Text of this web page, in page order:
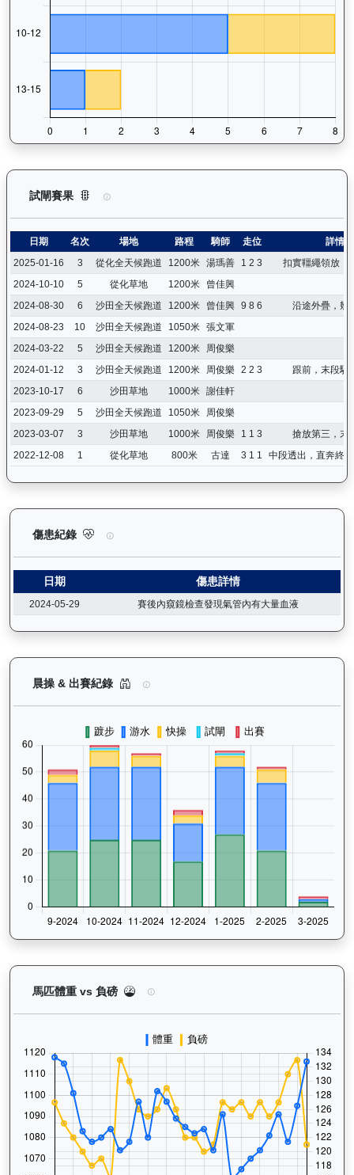
試閘賽果 天時明駒（H016）— 試閘賽果紀錄：查看馬匹
日期 名次 場地 路程 騎師 走位
詳情
2025-01-16
3 從化全天候跑道 1200米 湯瑪善 1 2 3
扣實韁繩領放，
2024-10-10
5 從化草地 1200米
曾佳興
2024-08-30
6 沙田全天候跑道 1200米 曾佳興 9 8 6
沿途外疊，幾
2024-08-23
10 沙田全天候跑道 1050米 張文軍
2024-03-22
5 沙田全天候跑道 1200米
周俊樂
2024-01-12
3 沙田全天候跑道 1200米 周俊樂 2 2 3
跟前，末段騎
2023-10-17
6 沙田草地 1000米 謝佳軒
2023-09-29
5 沙田全天候跑道 1050米
周俊樂
2023-03-07
3 沙田草地 1000米 周俊樂 1 1 3
搶放第三，末
2022-12-08
1 從化草地 800米 古達 3 1 1 中段透出，直奔終
傷患紀錄 天時明駒（H016）— 傷患紀錄：查看馬匹完整
日期 傷患詳情
2024-05-29 賽後內窺鏡檢查發現氣管內有大量血液
晨操 & 出賽紀錄 天時明駒（H016）— 晨操及出賽紀錄圖
馬匹體重 vs 負磅 天時明駒（H016）— 馬匹體重與負磅